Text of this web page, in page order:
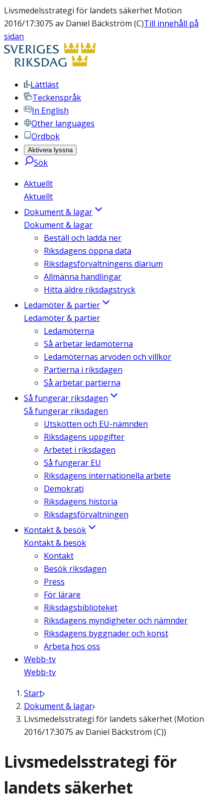
Livsmedelsstrategi för landets säkerhet Motion
2016/17:3075 av Daniel Bäckström (C)Till innehåll på
sidan
Lättläst
Teckenspråk
In English
Other languages
Ordbok
Aktivera lyssna
Sök
Aktuellt
Aktuellt
Dokument & lagar
Dokument & lagar
Beställ och ladda ner
Riksdagens öppna data
Riksdagsförvaltningens diarium
Allmänna handlingar
Hitta äldre riksdagstryck
Ledamöter & partier
Ledamöter & partier
Ledamöterna
Så arbetar ledamöterna
Ledamöternas arvoden och villkor
Partierna i riksdagen
Så arbetar partierna
Så fungerar riksdagen
Så fungerar riksdagen
Utskotten och EU-nämnden
Riksdagens uppgifter
Arbetet i riksdagen
Så fungerar EU
Riksdagens internationella arbete
Demokrati
Riksdagens historia
Riksdagsförvaltningen
Kontakt & besök
Kontakt & besök
Kontakt
Besök riksdagen
Press
För lärare
Riksdagsbiblioteket
Riksdagens myndigheter och nämnder
Riksdagens byggnader och konst
Arbeta hos oss
Webb-tv
Webb-tv
Start
Dokument & lagar
Livsmedelsstrategi för landets säkerhet (Motion
2016/17:3075 av Daniel Bäckström (C))
Livsmedelsstrategi för
landets säkerhet